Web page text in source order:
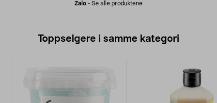
Zalo - Se alle produktene
Toppselgere i samme kategori